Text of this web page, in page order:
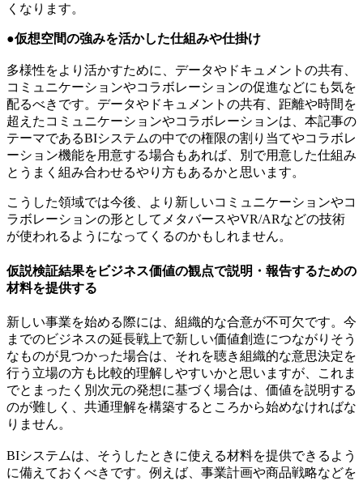
くなります。
●仮想空間の強みを活かした仕組みや仕掛け
多様性をより活かすために、データやドキュメントの共有、
コミュニケーションやコラボレーションの促進などにも気を
配るべきです。データやドキュメントの共有、距離や時間を
超えたコミュニケーションやコラボレーションは、本記事の
テーマであるBIシステムの中での権限の割り当てやコラボレ
ーション機能を用意する場合もあれば、別で用意した仕組み
とうまく組み合わせるやり方もあるかと思います。
こうした領域では今後、より新しいコミュニケーションやコ
ラボレーションの形としてメタバースやVR/ARなどの技術
が使われるようになってくるのかもしれません。
仮説検証結果をビジネス価値の観点で説明・報告するための
材料を提供する
新しい事業を始める際には、組織的な合意が不可欠です。今
までのビジネスの延長戦上で新しい価値創造につながりそう
なものが見つかった場合は、それを聴き組織的な意思決定を
行う立場の方も比較的理解しやすいかと思いますが、これま
でとまったく別次元の発想に基づく場合は、価値を説明する
のが難しく、共通理解を構築するところから始めなければな
りません。
BIシステムは、そうしたときに使える材料を提供できるよう
に備えておくべきです。例えば、事業計画や商品戦略などを